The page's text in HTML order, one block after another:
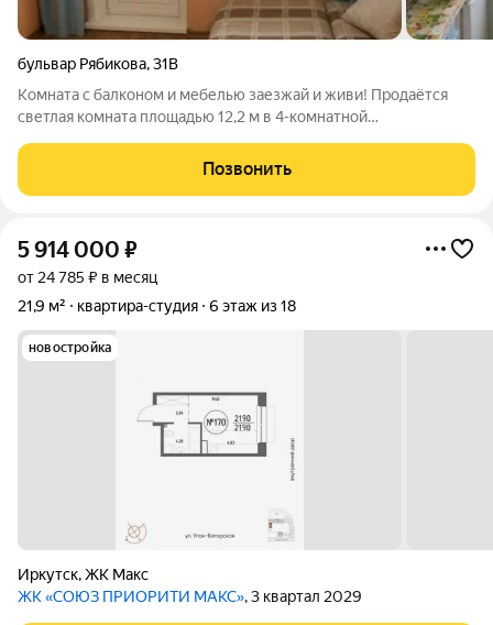
бульвар Рябикова,31В
Комната с балконом и мебелью заезжай и живи! Продаётся
светлая комната площадью 12,2 м в 4-комнатной
Комната находится в хорошем состоянии, а вживую выглядит
ещё лучше, чем на фотографиях.
Позвонить
5 914 000 ₽
от 24 785 ₽ в месяц
21,9 м²
квартира-студия 6 этаж из 18
новостройка
Иркутск,ЖК Макс
ЖК «СОЮЗ ПРИОРИТИ МАКС», 3 квартал 2029